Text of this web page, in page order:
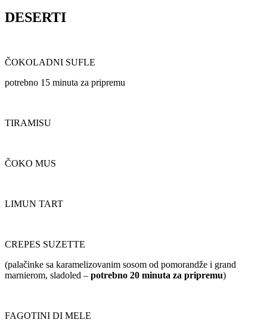
DESERTI
ČOKOLADNI SUFLE
potrebno 15 minuta za pripremu
TIRAMISU
ČOKO MUS
LIMUN TART
CREPES SUZETTE
(palačinke sa karamelizovanim sosom od pomorandže i grand
marnierom, sladoled – potrebno 20 minuta za pripremu)
FAGOTINI DI MELE